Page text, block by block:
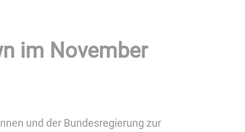
im November
und der Bundesregierung zur